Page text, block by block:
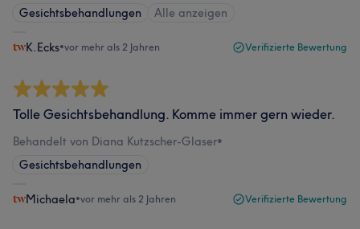
Gesichtsbehandlungen
Alle anzeigen
K.Ecks•vor mehr als 2 Jahren Verifizierte Bewertung
Tolle Gesichtsbehandlung. Komme immer gern wieder.
Behandelt von Diana Kutzscher-Glaser•
Gesichtsbehandlungen
Michaela•vor mehr als 2 Jahren Verifizierte Bewertung